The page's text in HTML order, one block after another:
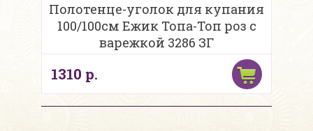
Полотенце-уголок для купания
100/100см Ежик Топа-Топ роз с
варежкой 3286 ЗГ
1310 р.